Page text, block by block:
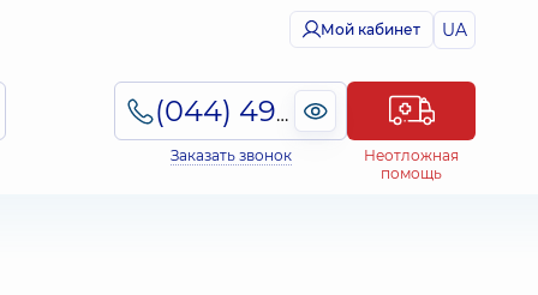
Мой кабинет UA
(044) 495-2-888
Заказать звонок
Неотложная
помощь